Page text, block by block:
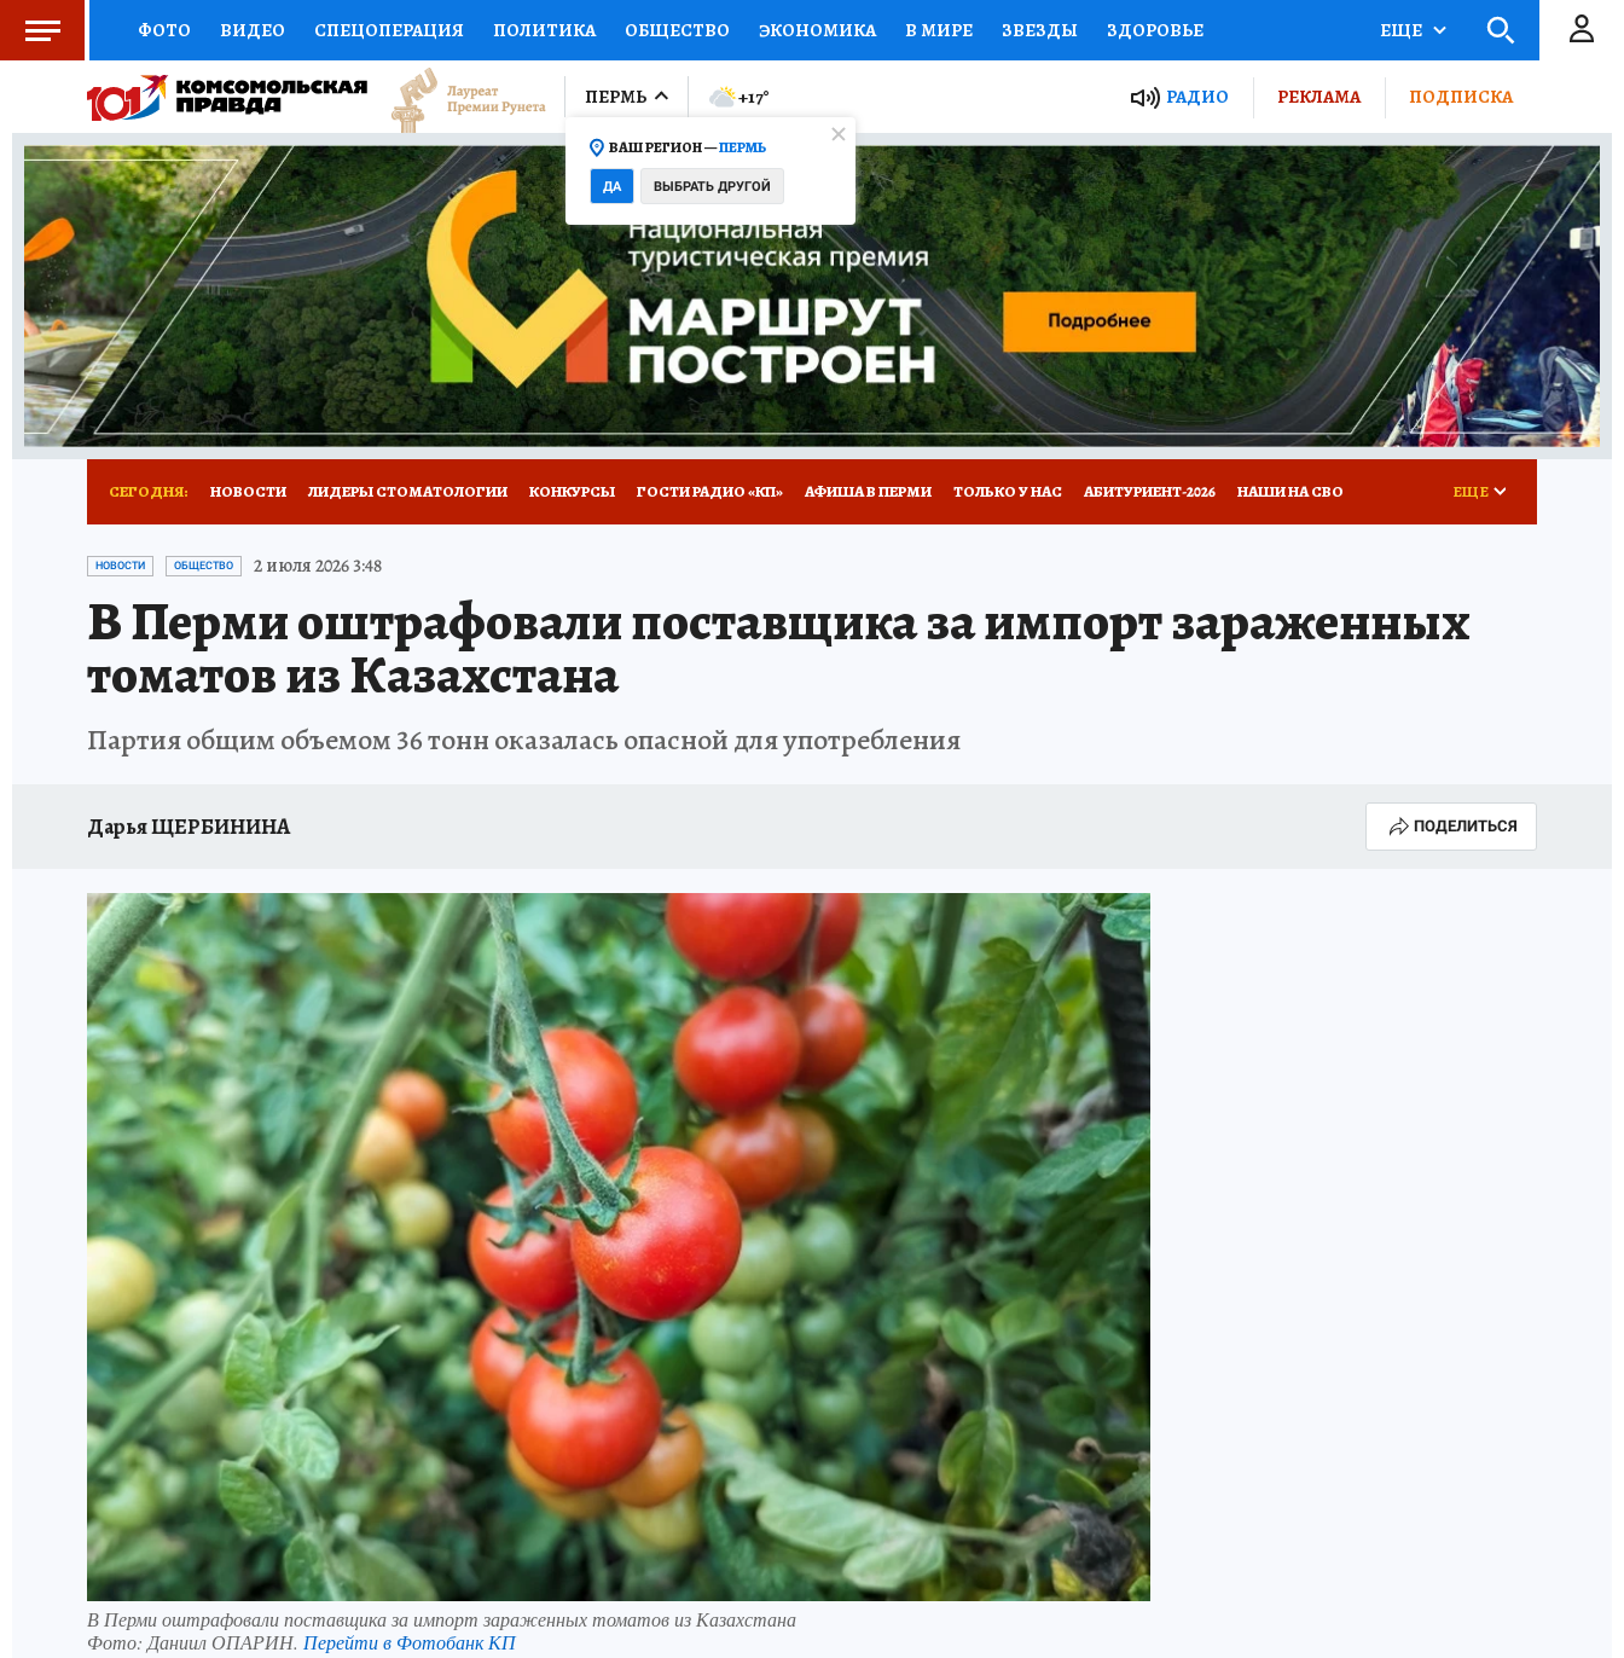
ФОТО ВИДЕО СПЕЦОПЕРАЦИЯ ПОЛИТИКА ОБЩЕСТВО ЭКОНОМИКА В МИРЕ ЗВЕЗДЫ ЗДОРОВЬЕ
СОЦПОДДЕРЖКА НАУКА СПОРТ КОЛУМНИСТЫ ПРОИСШЕСТВИЯ НАЦИОНАЛЬНЫЕ ПРОЕКТЫ РОССИИ
ВЫБОР ЭКСПЕРТОВ ДОКТОР ФИНАНСЫ ОТКРЫВАЕМ МИР Я ЗНАЮ СЕМЬЯ ЖЕНСКИЕ СЕКРЕТЫ ПУТЕВОДИТЕЛЬ
КНИЖНАЯ ПОЛКА ПРОГНОЗЫ НА СПОРТ ПРОМОКОДЫ СЕРИАЛЫ СПЕЦПРОЕКТЫ ДЕФИЦИТ ЖЕЛЕЗА ТУРИЗМ
ПРЕСС-ЦЕНТР НЕДВИЖИМОСТЬ ТЕЛЕВИЗОР КОЛЛЕКЦИИ КОНКУРСЫ РАБОТА У НАС ГИД ПОТРЕБИТЕЛЯ ВСЕ О КП
РАДИО КП РЕКЛАМА ТЕСТЫ НОВОЕ НА САЙТЕ
ЕЩЕ
ПЕРМЬ
ВАШ РЕГИОН —ПЕРМЬ
ДА ВЫБРАТЬ ДРУГОЙ
+17° РАДИО РЕКЛАМА ПОДПИСКА
СЕГОДНЯ: НОВОСТИ ЛИДЕРЫ СТОМАТОЛОГИИ КОНКУРСЫ ГОСТИ РАДИО «КП» АФИША В ПЕРМИ ТОЛЬКО У НАС АБИТУРИЕНТ-2026 НАШИ НА СВО
ВОЕНКОРЫ УКРАИНА: СВОДКА
СНЕГОПАД ВЕКА НАСТОЯЩИЕ ЛЮДИ ОТДЫХ В РОССИИ ЗАПОВЕДНАЯ РОССИЯ ГЕРОИ В БЕЛЫХ ХАЛАТАХ ВЫБОРЫ ГУБЕРНАТОРА
КЛИНИКА ГОДА 2025 ПРОИСШЕСТВИЯ НАСТОЯЩИЕ ЛЮДИ
ИСПЫТАНО НА СЕБЕ КЛИНИКА ГОДА-2024
ЕЩЕ
НОВОСТИ ОБЩЕСТВО 2 июля 2026 3:48
В Перми оштрафовали поставщика за импорт зараженных
томатов из Казахстана
Партия общим объемом 36 тонн оказалась опасной для употребления
Дарья ЩЕРБИНИНА ПОДЕЛИТЬСЯ
В Перми оштрафовали поставщика за импорт зараженных томатов из Казахстана
Фото:Даниил ОПАРИН. Перейти в Фотобанк КП